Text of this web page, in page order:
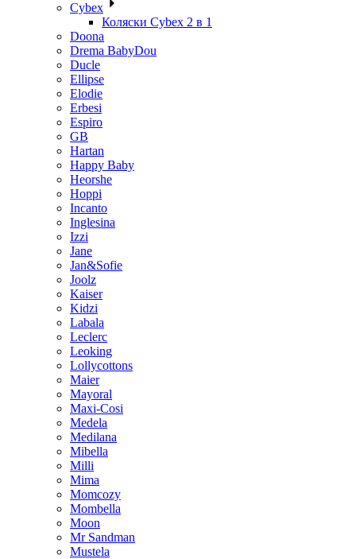
Cybex
Коляски Cybex 2 в 1
Doona
Drema BabyDou
Ducle
Ellipse
Elodie
Erbesi
Espiro
GB
Hartan
Happy Baby
Heorshe
Hoppi
Incanto
Inglesina
Izzi
Jane
Jan&Sofie
Joolz
Kaiser
Kidzi
Labala
Leclerc
Leoking
Lollycottons
Maier
Mayoral
Maxi-Cosi
Medela
Medilana
Mibella
Milli
Mima
Momcozy
Mombella
Moon
Mr Sandman
Mustela